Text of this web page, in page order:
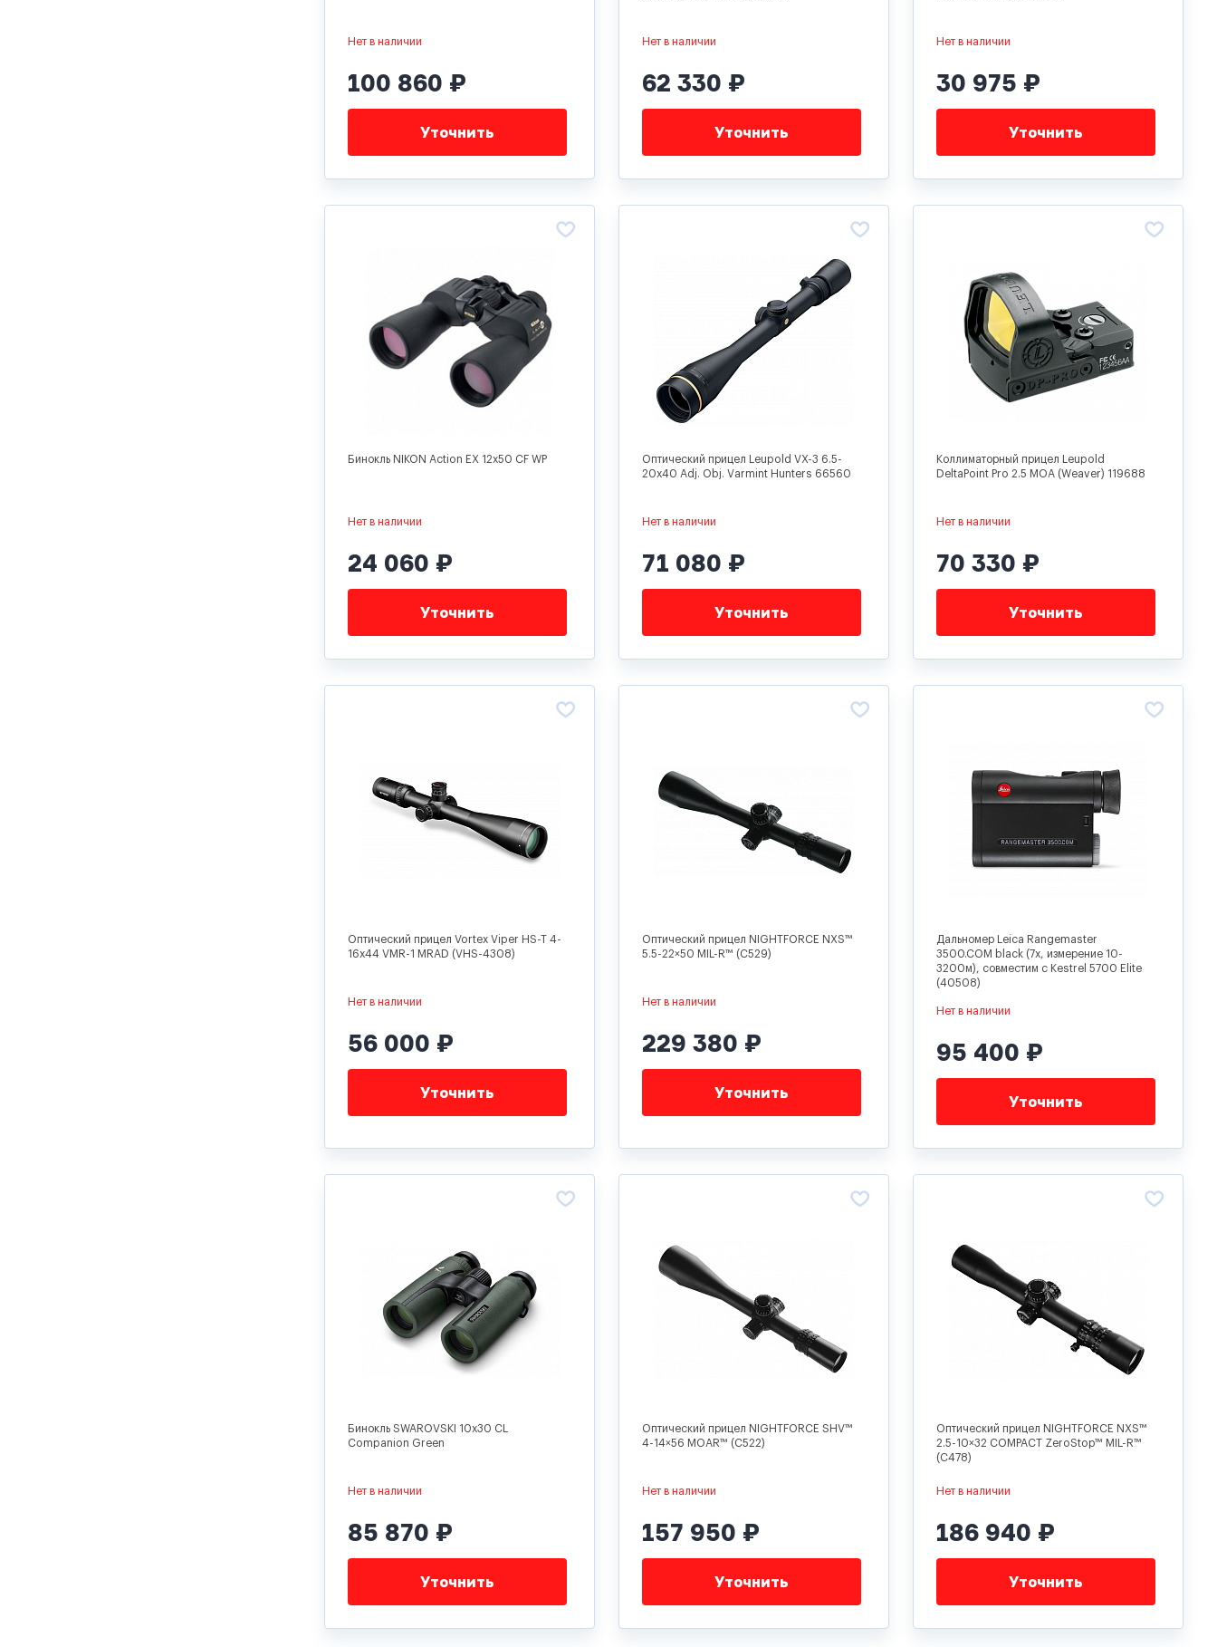
Нет в наличии
100 860 ₽
Уточнить
Нет в наличии
62 330 ₽
Уточнить
Нет в наличии
30 975 ₽
Уточнить
Бинокль NIKON Action EX 12x50 CF WP
Нет в наличии
24 060 ₽
Уточнить
Оптический прицел Leupold VX-3 6.5-
20x40 Adj. Obj. Varmint Hunters 66560
Нет в наличии
71 080 ₽
Уточнить
Коллиматорный прицел Leupold
DeltaPoint Pro 2.5 MOA (Weaver) 119688
Нет в наличии
70 330 ₽
Уточнить
Оптический прицел Vortex Viper HS-T 4-
16x44 VMR-1 MRAD (VHS-4308)
Нет в наличии
56 000 ₽
Уточнить
Оптический прицел NIGHTFORCE NXS™
5.5-22×50 MIL-R™ (C529)
Нет в наличии
229 380 ₽
Уточнить
Дальномер Leica Rangemaster
3500.COM black (7x, измерение 10-
3200м), совместим с Kestrel 5700 Elite
(40508)
Нет в наличии
95 400 ₽
Уточнить
Бинокль SWAROVSKI 10x30 CL
Companion Green
Нет в наличии
85 870 ₽
Уточнить
Оптический прицел NIGHTFORCE SHV™
4-14×56 MOAR™ (C522)
Нет в наличии
157 950 ₽
Уточнить
Оптический прицел NIGHTFORCE NXS™
2.5-10×32 COMPACT ZeroStop™ MIL-R™
(C478)
Нет в наличии
186 940 ₽
Уточнить